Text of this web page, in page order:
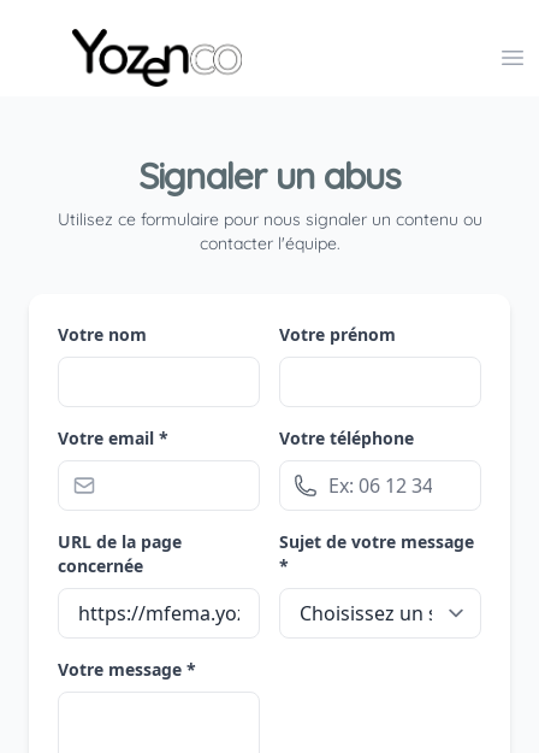
Yozenco - Organisateur de Salons, Evénements et
Signaler un abus
Utilisez ce formulaire pour nous signaler un contenu ou
contacter l'équipe.
Votre nom Votre prénom
Votre email * Votre téléphone
URL de la page
concernée
Sujet de votre message
*
Votre message *